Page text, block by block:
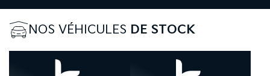
NOS VÉHICULES DE STOCK